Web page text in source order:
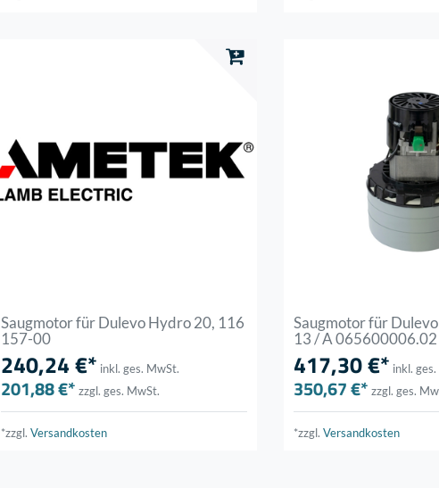
Saugmotor für Dulevo Hydro 20, 116
157-00
240,24 €* inkl. ges. MwSt.
201,88 €* zzgl. ges. MwSt.
*zzgl. Versandkosten
Saugmotor für
13 / A 065600006.02
417,30 €* inkl.
350,67 €* zzgl. ges.
*zzgl.Versandkosten